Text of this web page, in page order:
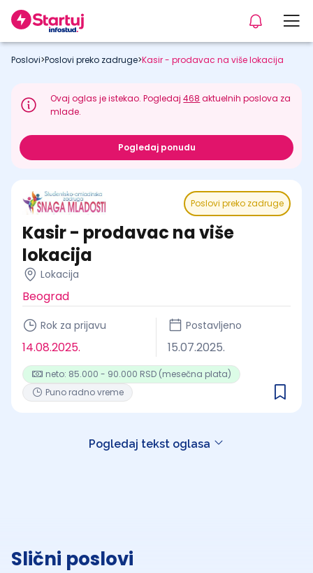
Poslovi>Poslovi preko zadruge>Kasir - prodavac na više lokacija
Ovaj oglas je istekao. Pogledaj468 aktuelnih poslova za
mlade.
Pogledaj ponudu
Poslovi preko zadruge
Kasir - prodavac na više
lokacija
Lokacija
Beograd
Rok za prijavu
14.08.2025.
Postavljeno
15.07.2025.
neto: 85.000 - 90.000 RSD (mesečna plata)
Puno radno vreme
Pogledaj tekst oglasa
Slični poslovi